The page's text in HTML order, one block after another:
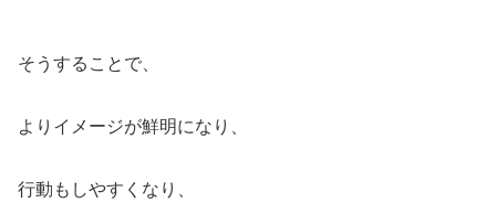
そうすることで、
よりイメージが鮮明になり、
行動もしやすくなり、